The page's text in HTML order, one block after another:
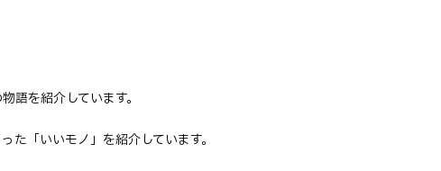
語を紹介しています。
た「いいモノ」を紹介しています。